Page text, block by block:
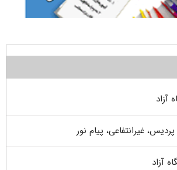
آزاد
غیرانتفاعی، پیام نور
آزاد